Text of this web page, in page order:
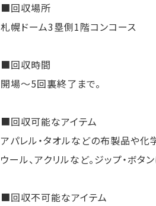
■回収場所
札幌ドーム3塁側1階コンコース
■回収時間
開場～5回裏終了まで。
■回収可能なアイテム
アパレル・タオルなどの布製品や化
ウール、アクリルなど。ジップ・ボタ
■回収不可能なアイテム